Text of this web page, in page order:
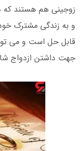
زوجینی هم هستند که
و به زندگی مشترک
قابل حل است و می
جهت داشتن ازدواج